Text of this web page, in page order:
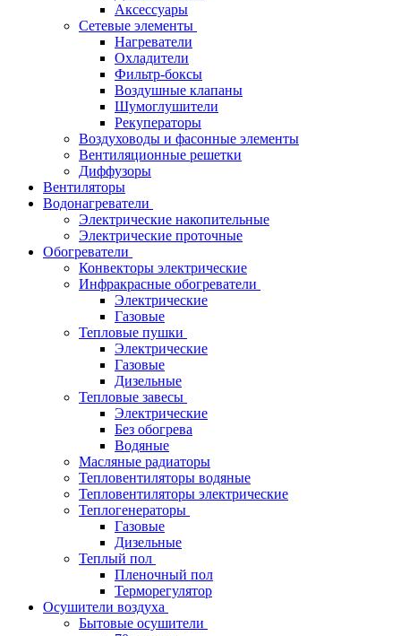
Аксессуары
Сетевые элементы
Нагреватели
Охладители
Фильтр-боксы
Воздушные клапаны
Шумоглушители
Рекуператоры
Воздуховоды и фасонные элементы
Вентиляционные решетки
Диффузоры
Вентиляторы
Водонагреватели
Электрические накопительные
Электрические проточные
Обогреватели
Конвекторы электрические
Инфракрасные обогреватели
Электрические
Газовые
Тепловые пушки
Электрические
Газовые
Дизельные
Тепловые завесы
Электрические
Без обогрева
Водяные
Масляные радиаторы
Тепловентиляторы водяные
Тепловентиляторы электрические
Теплогенераторы
Газовые
Дизельные
Теплый пол
Пленочный пол
Терморегулятор
Осушители воздуха
Бытовые осушители